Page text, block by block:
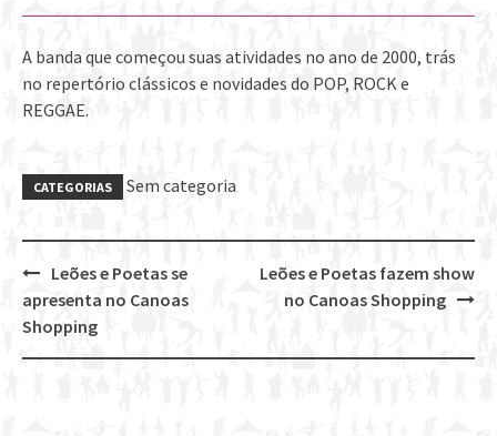
A banda que começou suas atividades no ano de 2000, trás
no repertório clássicos e novidades do POP, ROCK e
REGGAE.
CATEGORIAS Sem categoria
Post
navigation
Leões e Poetas fazem show
no Canoas Shopping
Leões e Poetas se
apresenta no Canoas
Shopping